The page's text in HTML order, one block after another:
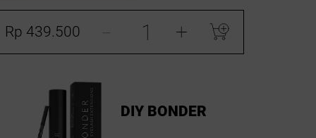
Rp 439.500 +
DIY BONDER